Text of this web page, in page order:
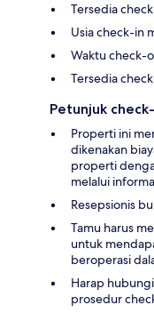
Tersedia
Usia check-in
Waktu check-
Tersedia
Petunjuk
Properti ini
dikenakan
properti
melalui
Resepsionis
Tamu harus
untuk
beroperasi
Harap
prosedur